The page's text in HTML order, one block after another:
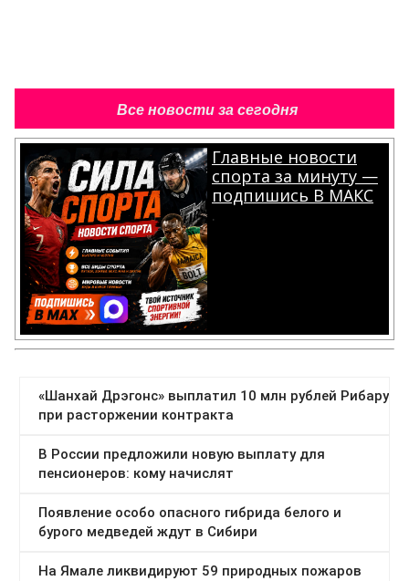
Все новости за сегодня
Главные новости
спорта за минуту —
подпишись В МАКС
.